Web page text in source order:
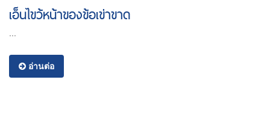
เอ็นไขว้หน้าของข้อเข่าขาด
อ่านต่อ